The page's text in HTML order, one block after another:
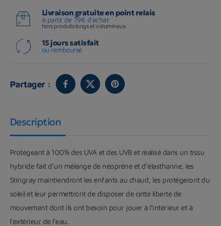
Livraison gratuite en point relais
à partir de 79€ d'achat
hors produits longs et volumineux
15 jours satisfait
ou remboursé
Partager :
Description
Protégeant à 100% des UVA et des UVB et réalisé dans un tissu
hybride fait d’un mélange de néoprène et d’élasthanne, les
Stingray maintiendront les enfants au chaud, les protégeront du
soleil et leur permettront de disposer de cette liberté de
mouvement dont ils ont besoin pour jouer à l’intérieur et à
l’extérieur de l’eau.